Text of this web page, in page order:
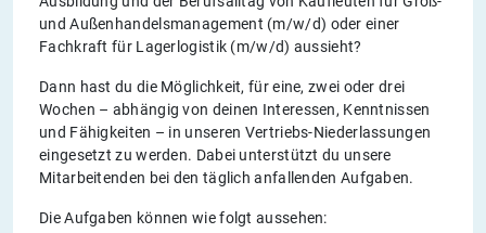
und Außenhandelsmanagement (m/w/d) oder einer
Fachkraft für Lagerlogistik (m/w/d) aussieht?
Dann hast du die Möglichkeit, für eine, zwei oder drei
Wochen – abhängig von deinen Interessen, Kenntnissen
und Fähigkeiten – in unseren Vertriebs-Niederlassungen
eingesetzt zu werden. Dabei unterstützt du unsere
Mitarbeitenden bei den täglich anfallenden Aufgaben.
Die Aufgaben können wie folgt aussehen: